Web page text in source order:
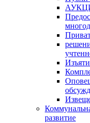
развитие